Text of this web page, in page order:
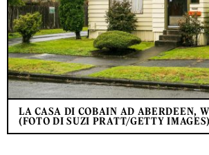
LA CASA DI COBAIN AD ABERDEEN,
(FOTO DI SUZI PRATT/GETTY IMAGES)